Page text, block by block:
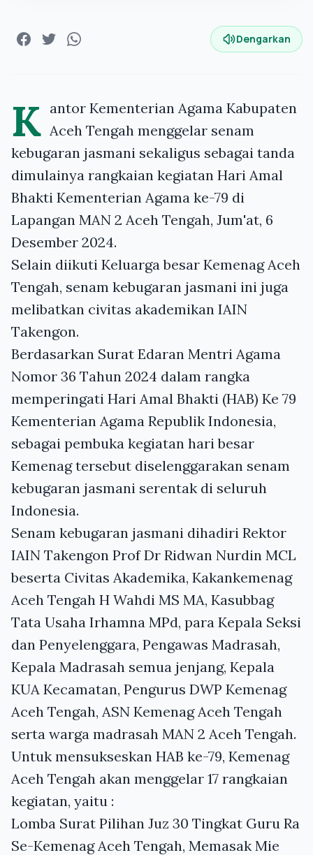
Dengarkan
K antor Kementerian Agama Kabupaten
Aceh Tengah menggelar senam
kebugaran jasmani sekaligus sebagai tanda
dimulainya rangkaian kegiatan Hari Amal
Bhakti Kementerian Agama ke-79 di
Lapangan MAN 2 Aceh Tengah, Jum'at, 6
Desember 2024.
Selain diikuti Keluarga besar Kemenag Aceh
Tengah, senam kebugaran jasmani ini juga
melibatkan civitas akademikan IAIN
Takengon.
Berdasarkan Surat Edaran Mentri Agama
Nomor 36 Tahun 2024 dalam rangka
memperingati Hari Amal Bhakti (HAB) Ke 79
Kementerian Agama Republik Indonesia,
sebagai pembuka kegiatan hari besar
Kemenag tersebut diselenggarakan senam
kebugaran jasmani serentak di seluruh
Indonesia.
Senam kebugaran jasmani dihadiri Rektor
IAIN Takengon Prof Dr Ridwan Nurdin MCL
beserta Civitas Akademika, Kakankemenag
Aceh Tengah H Wahdi MS MA, Kasubbag
Tata Usaha Irhamna MPd, para Kepala Seksi
dan Penyelenggara, Pengawas Madrasah,
Kepala Madrasah semua jenjang, Kepala
KUA Kecamatan, Pengurus DWP Kemenag
Aceh Tengah, ASN Kemenag Aceh Tengah
serta warga madrasah MAN 2 Aceh Tengah.
Untuk mensukseskan HAB ke-79, Kemenag
Aceh Tengah akan menggelar 17 rangkaian
kegiatan, yaitu :
Lomba Surat Pilihan Juz 30 Tingkat Guru Ra
Se-Kemenag Aceh Tengah, Memasak Mie